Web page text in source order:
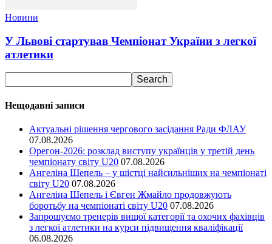
Новини
У Львові стартував Чемпіонат України з легкої
атлетики
Нещодавні записи
Актуальні рішення чергового засідання Ради ФЛАУ
07.08.2026
Орегон-2026: розклад виступу українців у третій день
чемпіонату світу U20 07.08.2026
Ангеліна Шепель – у шістці найсильніших на чемпіонаті
світу U20 07.08.2026
Ангеліна Шепель і Євген Жмайло продовжують
боротьбу на чемпіонаті світу U20 07.08.2026
Запрошуємо тренерів вищої категорії та охочих фахівців
з легкої атлетики на курси підвищення кваліфікації
06.08.2026